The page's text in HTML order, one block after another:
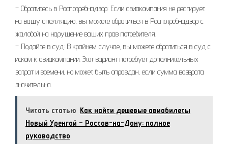
– Обратитесь в Роспотребнадзор: Если авиакомпания не реагирует
на вашу апелляцию, вы можете обратиться в Роспотребнадзор с
жалобой на нарушение ваших прав потребителя.
– Подайте в суд: В крайнем случае, вы можете обратиться в суд с
иском к авиакомпании. Этот вариант потребует дополнительных
затрат и времени, но может быть оправдан, если сумма возврата
значительна.
Читать статью Как найти дешевые авиабилеты
Новый Уренгой – Ростов-на-Дону: полное
руководство